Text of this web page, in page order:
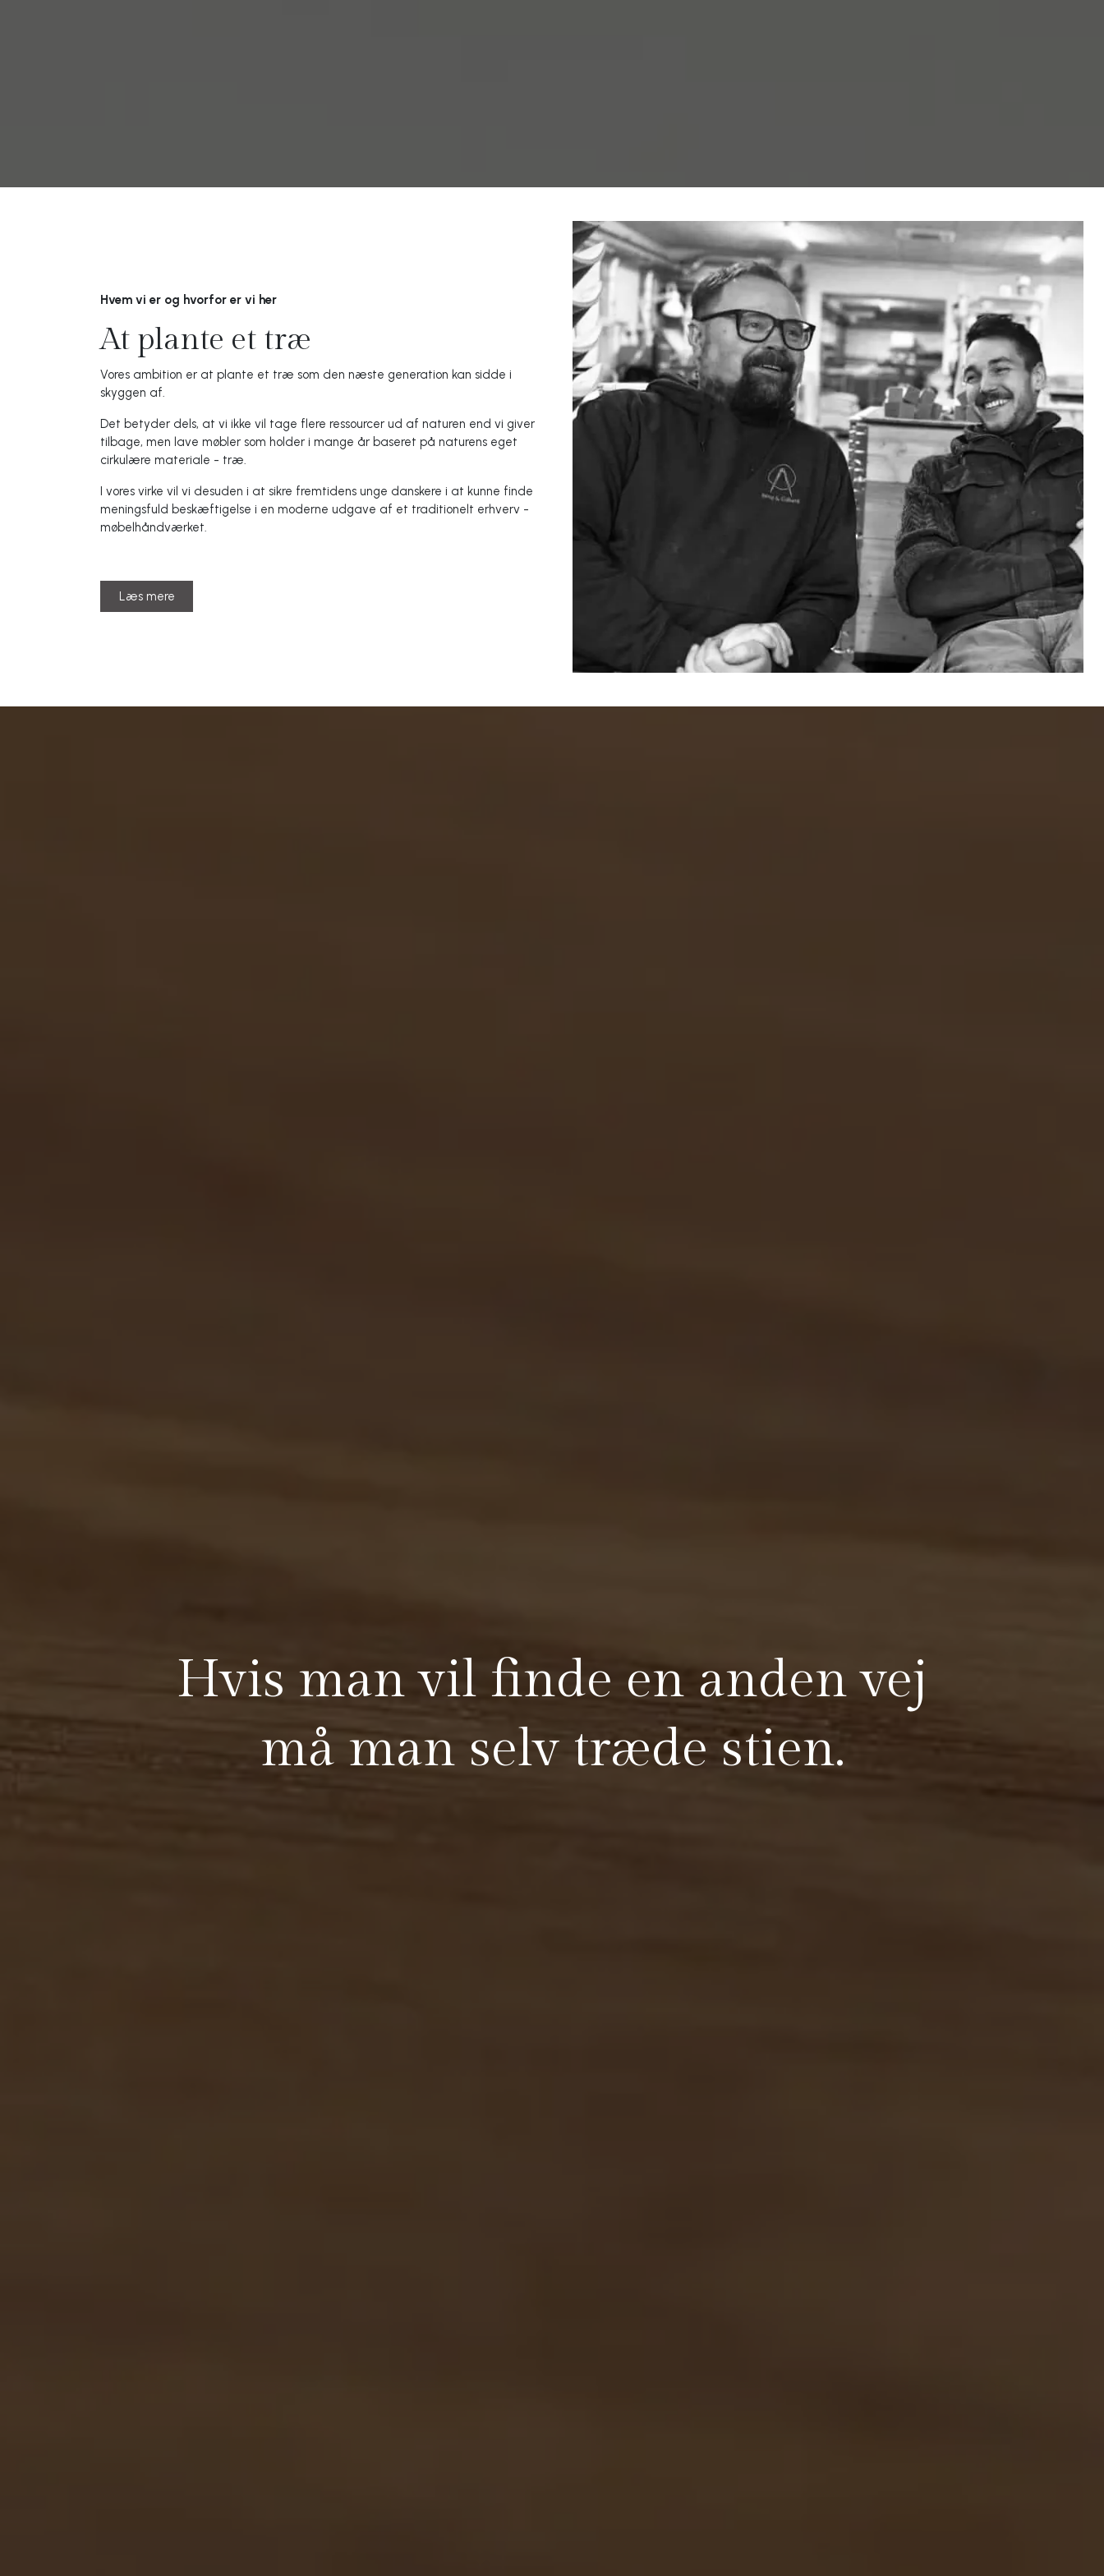
Hvem vi er og hvorfor er vi her
At plante et træ
Vores ambition er at plante et træ som den næste generation kan sidde i
skyggen af.
Det betyder dels, at vi ikke vil tage flere ressourcer ud af naturen end vi giver
tilbage, men lave møbler som holder i mange år baseret på naturens eget
cirkulære materiale - træ.
I vores virke vil vi desuden i at sikre fremtidens unge danskere i at kunne finde
meningsfuld beskæftigelse i en moderne udgave af et traditionelt erhverv -
møbelhåndværket.
Læs mere
Hvis man vil finde en anden vej
må man selv træde stien.